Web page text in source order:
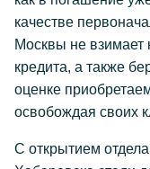
качестве
Москвы не
кредита, а также
оценке
освобождая своих
С открытием